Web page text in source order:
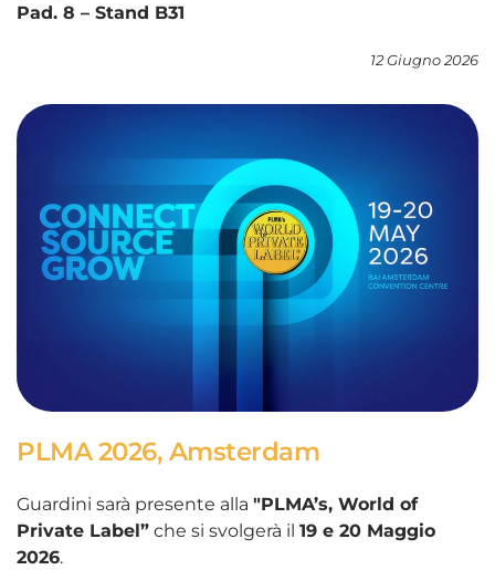
Pad. 8 – Stand B31
12 Giugno 2026
PLMA 2026, Amsterdam
Guardini sarà presente alla "PLMA’s, World of
Private Label” che si svolgerà il 19 e 20 Maggio
2026.